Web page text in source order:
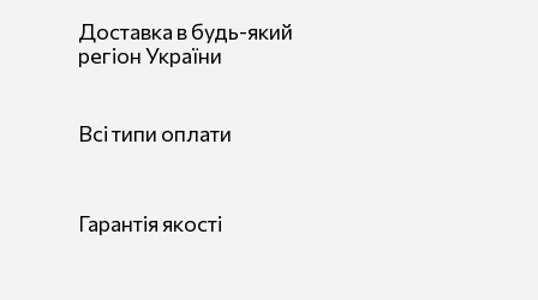
Доставка в будь-який
регіон України
Всі типи оплати
Гарантія якості